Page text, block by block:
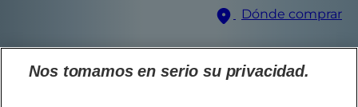
Dónde comprar
Nos tomamos en serio su privacidad.